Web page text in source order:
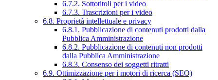
6.7.2. Sottotitoli per i video
6.7.3. Trascrizioni per i video
6.8. Proprietà intellettuale e privacy
6.8.1. Pubblicazione di contenuti prodotti dalla
Pubblica Amministrazione
6.8.2. Pubblicazione di contenuti non prodotti
dalla Pubblica Amministrazione
6.8.3. Consenso dei soggetti ritratti
6.9. Ottimizzazione per i motori di ricerca (SEO)